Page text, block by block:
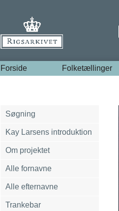
Forside Folketællinger
Søgning
Kay Larsens introduktion
Om projektet
Alle fornavne
Alle efternavne
Trankebar